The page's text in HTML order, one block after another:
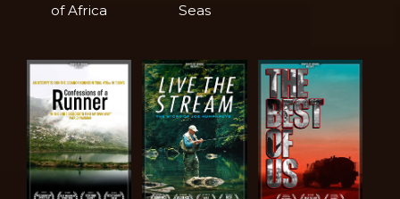
of Africa Seas